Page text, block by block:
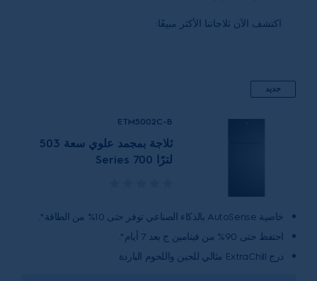
اكتشف الآن ثلاجاتنا الأكثر مبيعًا:
جديد
ETM5002C-B
ثلاجة بمجمد علوي سعة 503
لترًا Series 700
خاصية AutoSense بالذكاء الصناعي توفر حتى 10% من الطاقة*.
احتفظ حتى 90% من فيتامين ج بعد 7 أيام*.
درج ExtraChill مثالي للجبن واللحوم الباردة